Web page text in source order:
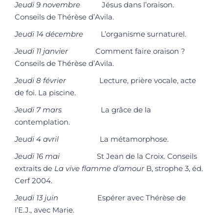
Jeudi 9 novembre Jésus dans l’oraison.
Conseils de Thérèse d’Avila.
Jeudi 14 décembre L’organisme surnaturel.
Jeudi 11 janvierComment faire oraison ?
Conseils de Thérèse d’Avila.
Jeudi 8 févrierLecture, prière vocale, acte
de foi. La piscine.
Jeudi 7 mars La grâce de la
contemplation.
Jeudi 4 avril La métamorphose.
Jeudi 16 mai St Jean de la Croix. Conseils
extraits de La vive flamme d’amourB, strophe 3, éd.
Cerf 2004.
Jeudi 13 juin Espérer avec Thérèse de
l’E.J., avec Marie.